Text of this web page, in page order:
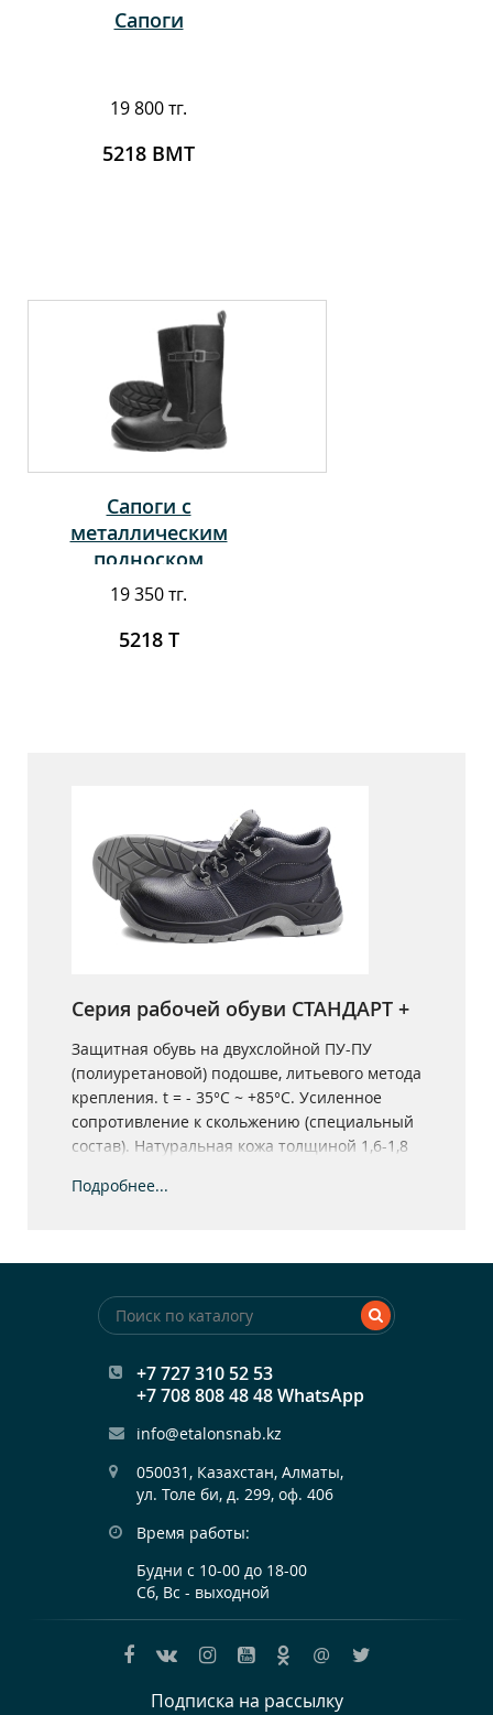
Сапоги
19 800 тг.
5218 ВМТ
Сапоги с
металлическим
подноском
19 350 тг.
5218 Т
Серия рабочей обуви СТАНДАРТ +
Защитная обувь на двухслойной ПУ-ПУ
(полиуретановой) подошве, литьевого метода
крепления. t = - 35°С ~ +85°С. Усиленное
сопротивление к скольжению (специальный
состав). Натуральная кожа толщиной 1,6-1,8
Подробнее...
+7 727 310 52 53
+7 708 808 48 48 WhatsApp
info@etalonsnab.kz
050031, Казахстан, Алматы,
ул. Толе би, д. 299, оф. 406
Время работы:
Будни с 10-00 до 18-00
Сб, Вс - выходной
@
Подписка на рассылку